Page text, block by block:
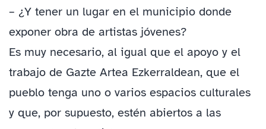
– ¿Y tener un lugar en el municipio donde
exponer obra de artistas jóvenes?
Es muy necesario, al igual que el apoyo y el
trabajo de Gazte Artea Ezkerraldean, que el
pueblo tenga uno o varios espacios culturales
y que, por supuesto, estén abiertos a las